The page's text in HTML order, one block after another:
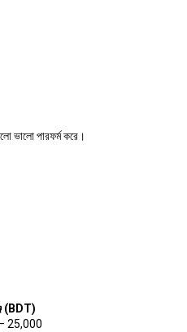
ভালো পারফর্ম করে।
(BDT)
25,000